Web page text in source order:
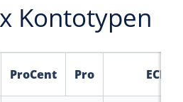
Kontotypen
ProCent Pro ECN